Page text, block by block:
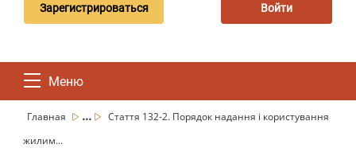
Зарегистрироваться Войти
Меню
Главная ...
Стаття 132-2. Порядок надання і користування
жилим...